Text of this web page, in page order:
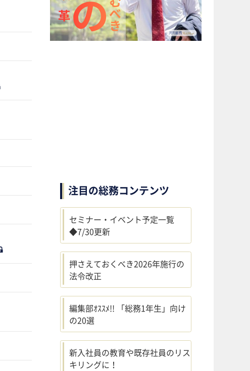
注目の総務コンテンツ
セミナー・イベント予定一覧
◆7/30更新
押さえておくべき2026年施行の
法令改正
編集部ｵｽｽﾒ!! 「総務1年生」向け
の20選
新入社員の教育や既存社員のリス
キリングに！